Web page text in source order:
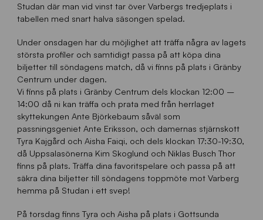
Studan där man vid vinst tar över Varbergs tredjeplats i
tabellen med snart halva säsongen spelad.
Under onsdagen har du möjlighet att träffa några av lagets
största profiler och samtidigt passa på att köpa dina
biljetter till söndagens match, då vi finns på plats i Gränby
Centrum under dagen.
Vi finns på plats i Gränby Centrum dels klockan 12:00 –
14:00 då ni kan träffa och prata med från herrlaget
skyttekungen Ante Björkebaum såväl som
passningsgeniet Ante Eriksson, och damernas stjärnskott
Tyra Kajgård och Aisha Faiqi, och dels klockan 17:30-19:30,
då Uppsalasönerna Kim Skoglund och Niklas Busch Thor
finns på plats. Träffa dina favoritspelare och passa på att
säkra dina biljetter till söndagens toppmöte mot Varberg
hemma på Studan i ett svep!
På torsdag finns Tyra och Aisha på plats i Gottsunda